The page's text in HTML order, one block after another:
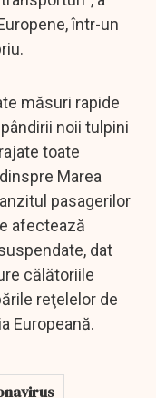
într-un
măsuri rapide
noii tulpini
toate
Marea
pasagerilor
afectează
dat
călătoriile
reţelelor de
Europeană.